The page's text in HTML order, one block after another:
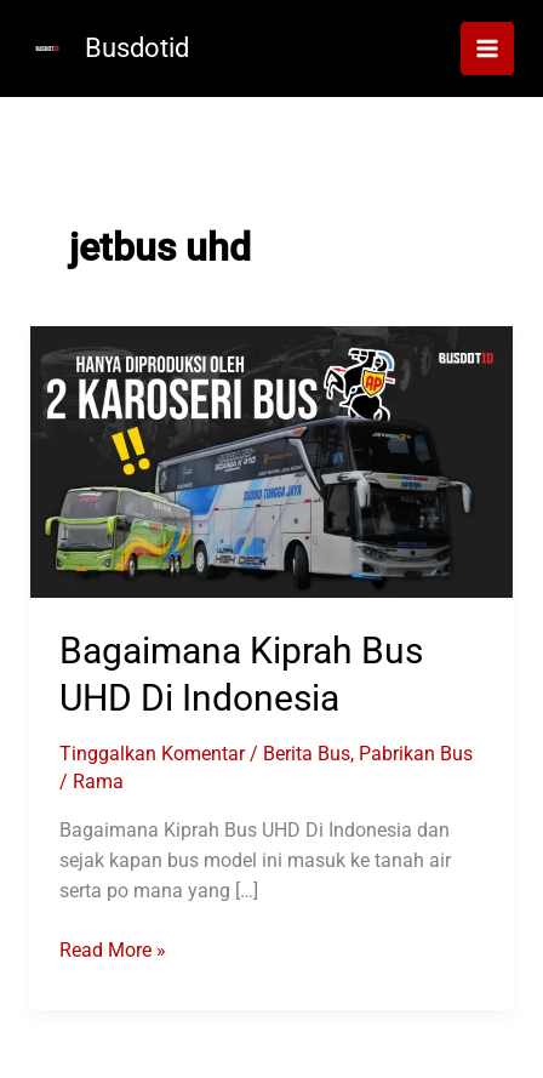
Busdotid
jetbus uhd
Bagaimana Kiprah Bus
UHD Di Indonesia
Tinggalkan Komentar / Berita Bus, Pabrikan Bus
/ Rama
Bagaimana Kiprah Bus UHD Di Indonesia dan
sejak kapan bus model ini masuk ke tanah air
serta po mana yang […]
Bagaimana
Read More »